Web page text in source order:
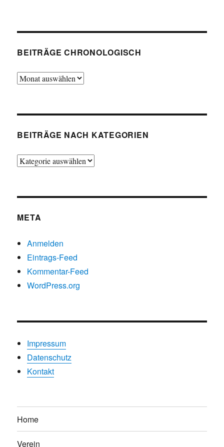
BEITRÄGE CHRONOLOGISCH
Beiträge
BEITRÄGE NACH KATEGORIEN
Beiträge
META
Anmelden
Eintrags-Feed
Kommentar-Feed
WordPress.org
Impressum
Datenschutz
Kontakt
Home
Verein